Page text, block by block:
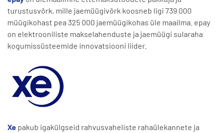
turustusvõrk, mille jaemüügivõrk koosneb ligi 739 000
müügikohast pea 325 000 jaemüügikohas üle maailma. epay
on elektrooniliste makselahenduste ja jaemüügi sularaha
kogumissüsteemide innovatsiooni liider.
Xe pakub igakülgseid rahvusvaheliste rahaülekannete ja